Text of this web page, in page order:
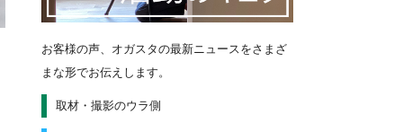
お客様の声、オガスタの最新ニュースをさまざ
まな形でお伝えします。
取材・撮影のウラ側